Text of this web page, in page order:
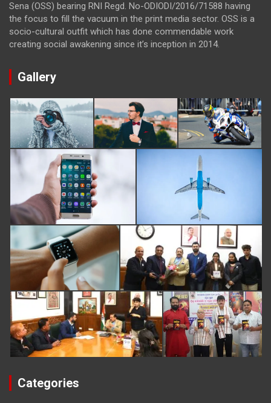
Sena (OSS) bearing RNI Regd. No-ODIODI/2016/71588 having
the focus to fill the vacuum in the print media sector. OSS is a
socio-cultural outfit which has done commendable work
creating social awakening since it’s inception in 2014.
Gallery
Categories